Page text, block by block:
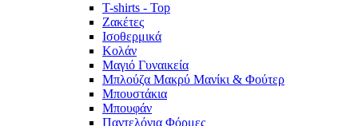
T-shirts - Top
Ζακέτες
Ισοθερμικά
Κολάν
Μαγιό Γυναικεία
Μπλούζα Μακρύ Μανίκι & Φούτερ
Μπουστάκια
Μπουφάν
Παντελόνια Φόρμες